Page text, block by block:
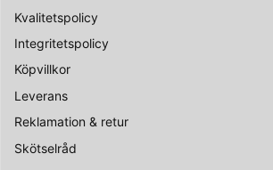
Kvalitetspolicy
Integritetspolicy
Köpvillkor
Leverans
Reklamation & retur
Skötselråd